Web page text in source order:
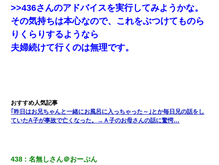
>>436さんのアドバイスを実行してみようかな。
その気持ちは本心なので、これをぶつけてものら
りくらりするようなら
夫婦続けて行くのは無理です。
｢昨日はお兄ちゃんと一緒にお風呂に入っちゃった～｣とか毎日兄の話をし
ていたA子が事故で亡くなった。→Ａ子のお母さんの話に驚愕…
438 名無しさん＠おーぷん